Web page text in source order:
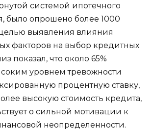
системой ипотечного
было опрошено более 1000
выявления влияния
факторов на выбор кредитных
показал, что около 65%
уровнем тревожности
процентную ставку,
высокую стоимость кредита,
о сильной мотивации к
неопределенности.